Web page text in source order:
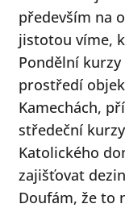
především na
jistotou víme,
Pondělní
prostředí
Kamechách,
středeční
Katolického
zajišťovat
Doufám, že to